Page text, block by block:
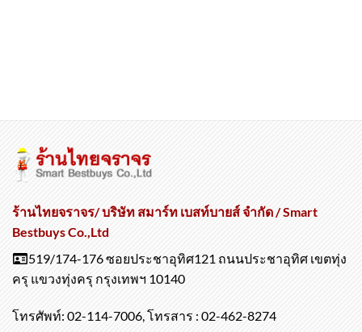
ร้านไทยจราจร/ บริษัท สมาร์ท เบสท์บายส์ จำกัด / Smart
Bestbuys Co.,Ltd
519/174-176 ซอยประชาอุทิศ121 ถนนประชาอุทิศ เขตทุ่ง
ครุ แขวงทุ่งครุ กรุงเทพฯ 10140
โทรศัพท์: 02-114-7006, โทรสาร : 02-462-8274